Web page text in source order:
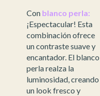
Con blanco perla:
¡Espectacular! Esta
combinación ofrece
un contraste suave y
encantador. El blanco
perla realza la
luminosidad, creando
un look fresco y